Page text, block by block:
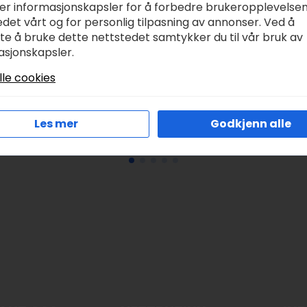
Scenics –
Bricks, ca
259,00
Legg I Handlekurv
Vallejo Model Color –
orange brown
Legg I Handlekurv
informasjonskapsler for å forbedre
vårt og for personlig tilpasning av annonser. Ved å
å bruke dette nettstedet samtykker du til vår bruk av
cookies
Les mer Godkjenn alle